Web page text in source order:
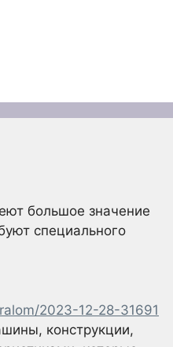
большое значение
специального
2023-12-28-31691
конструкции,